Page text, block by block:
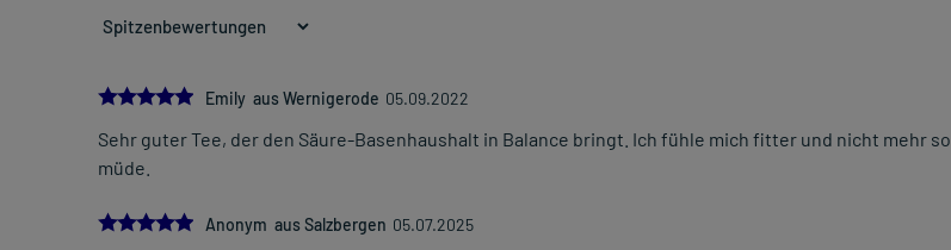
5.0
Emily aus Wernigerode 05.09.2022
Sehr guter Tee, der den Säure-Basenhaushalt in Balance bringt. Ich fühle mich fitter und nicht mehr so
müde.
5.0
Anonym aus Salzbergen 05.07.2025